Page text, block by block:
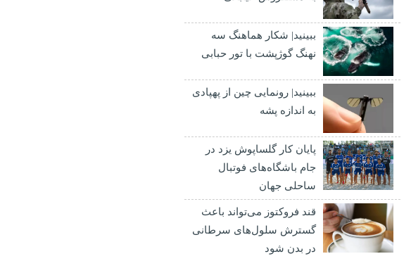
ببینید| شکار هماهنگ سه
نهنگ گوژپشت با تور حبابی
ببینید| رونمایی چین از پهپادی
به اندازه پشه
پایان کار گلساپوش یزد در
جام باشگاه‌های فوتبال
ساحلی جهان
قند فروکتوز می‌تواند باعث
گسترش سلول‌های سرطانی
در بدن شود